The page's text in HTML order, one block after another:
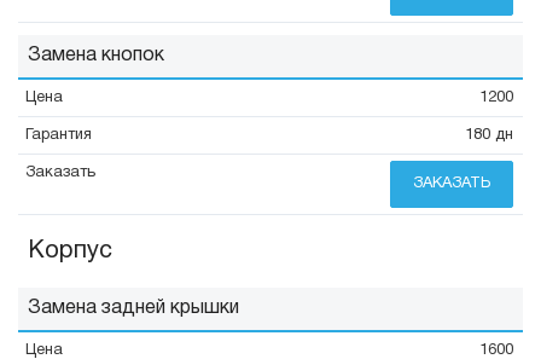
Замена кнопок
1200
180 дн
ЗАКАЗАТЬ
Корпус
Замена задней крышки
1600